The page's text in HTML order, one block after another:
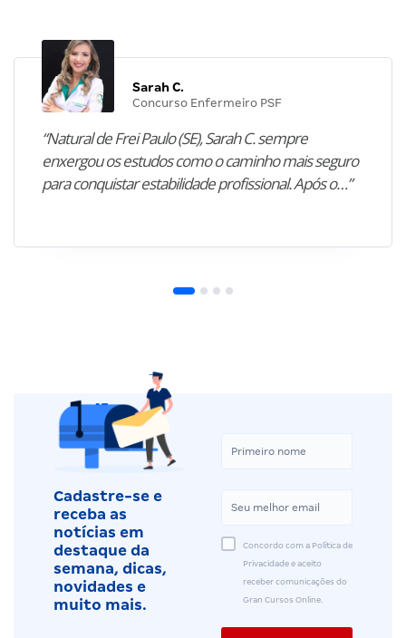
Sarah C.
Concurso Enfermeiro PSF
“Natural de Frei Paulo (SE), Sarah C. sempre
enxergou os estudos como o caminho mais seguro
para conquistar estabilidade profissional. Após o…”
Cadastre-se e
receba as
notícias em
destaque da
semana, dicas,
novidades e
muito mais.
Concordo com a Política de
Privacidade e aceito
receber comunicações do
Gran Cursos Online.